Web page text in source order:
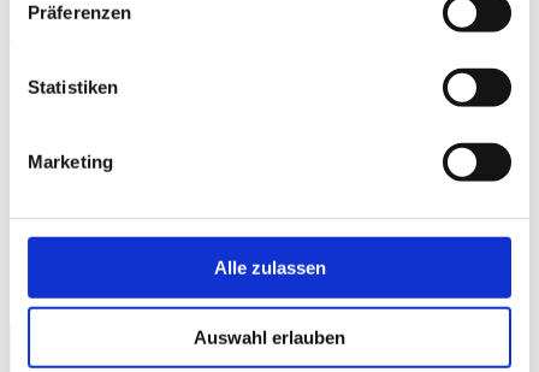
Präferenzen
Statistiken
Marketing
Alle zulassen
Auswahl erlauben
Mohrenbräu
Das könnte Sie auch
interessieren